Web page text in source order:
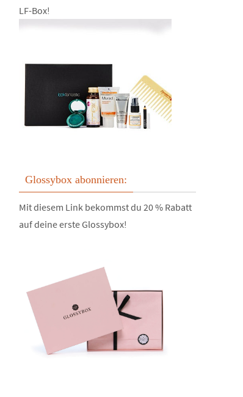
LF-Box!
Glossybox abonnieren:
Mit diesem Link bekommst du 20 % Rabatt
auf deine erste Glossybox!